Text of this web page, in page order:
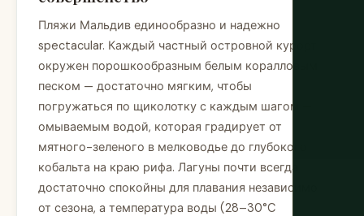
Пляжи Мальдив единообразно и надежно
spectacular. Каждый частный островной курорт
окружен порошкообразным белым коралловым
песком — достаточно мягким, чтобы
погружаться по щиколотку с каждым шагом —
омываемым водой, которая градирует от
мятного-зеленого в мелководье до глубокого
кобальта на краю рифа. Лагуны почти всегда
достаточно спокойны для плавания независимо
от сезона, а температура воды (28–30°C